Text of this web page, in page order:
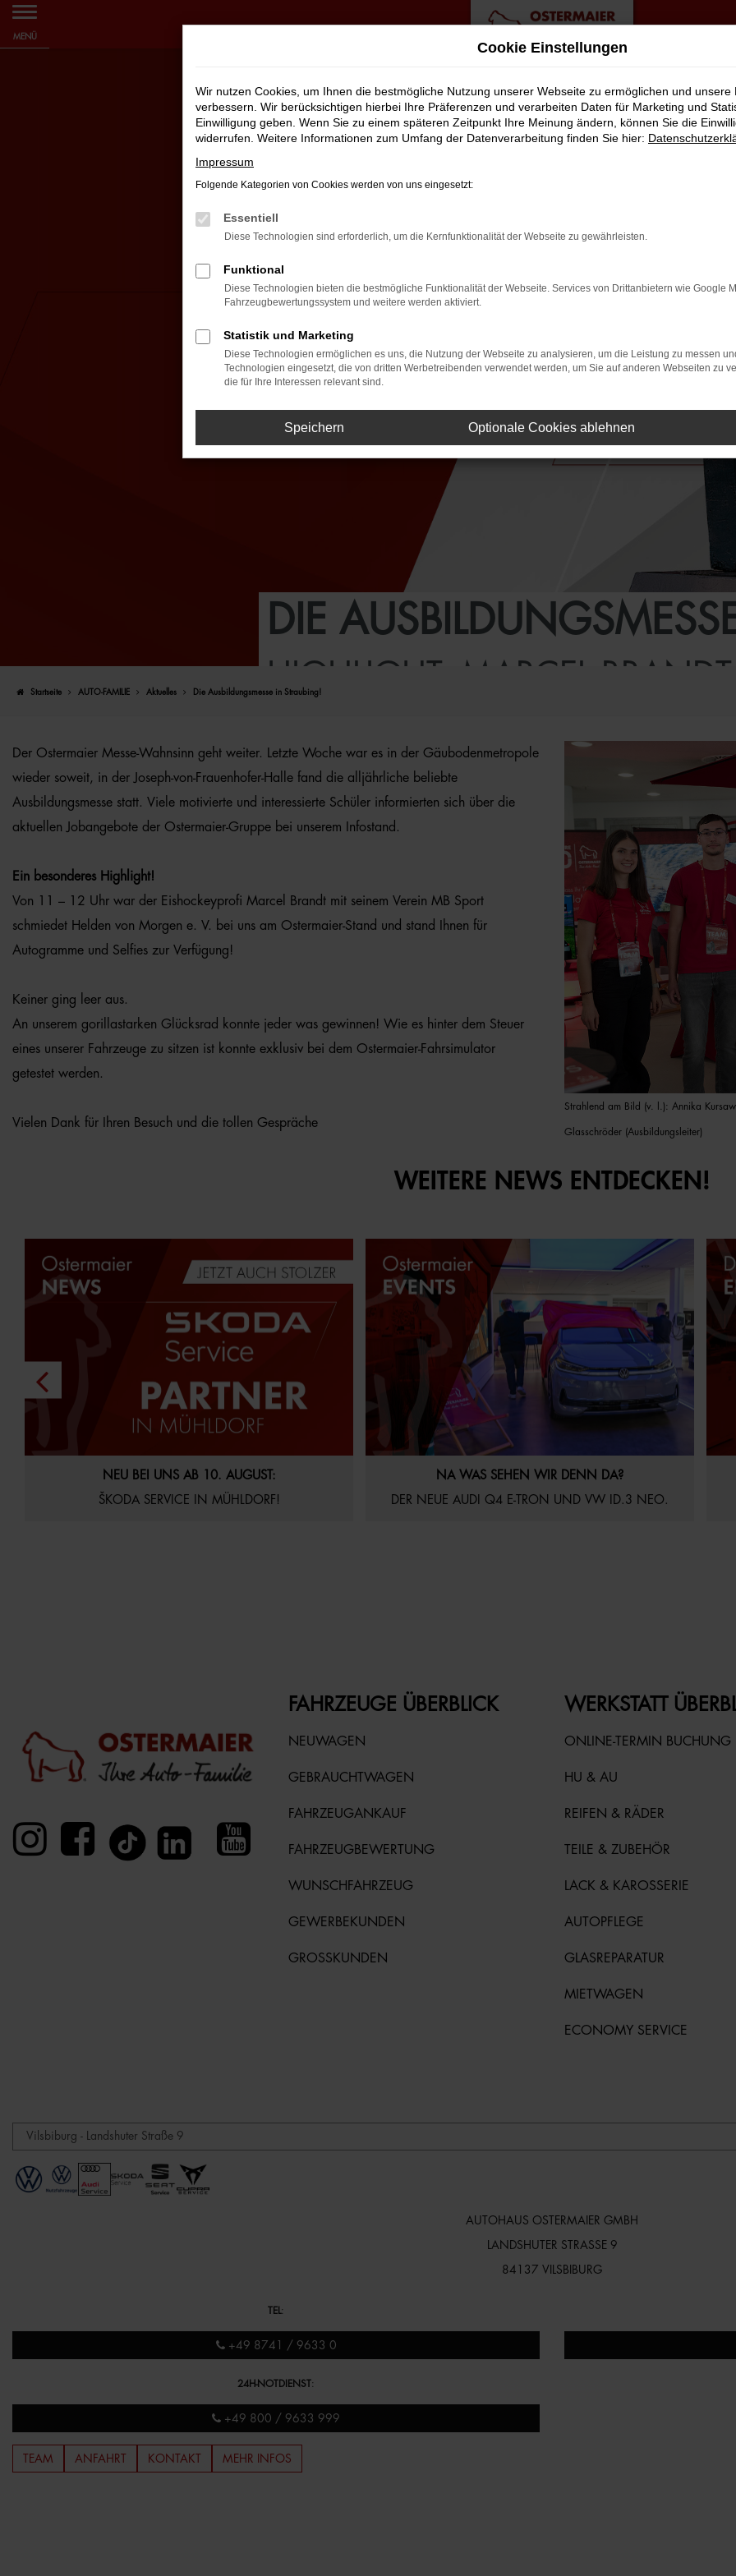
Hauptinhalt
MENÜ
DIE
HIGHLIGHT: MARCEL BRANDT
Startseite AUTO-FAMILIE Aktuelles Die Ausbildungsmesse in Straubing!
Der Ostermaier Messe-Wahnsinn geht weiter. Letzte Woche war es in der Gäubodenmetropole
wieder soweit, in der Joseph-von-Frauenhofer-Halle fand die alljährliche beliebte
Ausbildungsmesse statt. Viele motivierte und interessierte Schüler informierten sich über die
aktuellen Jobangebote der Ostermaier-Gruppe bei unserem Infostand.
Ein besonderes Highlight!
Von 11 – 12 Uhr war der Eishockeyprofi Marcel Brandt mit seinem Verein MB Sport
schmiedet Helden von Morgen e. V. bei uns am Ostermaier-Stand und stand Ihnen für
Autogramme und Selfies zur Verfügung!
Keiner ging leer aus.
An unserem gorillastarken Glücksrad konnte jeder was gewinnen! Wie es hinter dem Steuer
eines unserer Fahrzeuge zu sitzen ist konnte exklusiv bei dem Ostermaier-Fahrsimulator
getestet werden.
Vielen Dank für Ihren Besuch und die tollen Gespräche
Strahlend am Bild (v. l.): Annika
Glasschröder (Ausbildungsleiter)
WEITERE NEWS ENTDECKEN!
Aktuelles Startseite
NEU BEI UNS AB 10. AUGUST:
ŠKODA SERVICE IN MÜHLDORF!
Aktuelles Startseite
NA WAS SEHEN WIR DENN DA?
DER NEUE AUDI Q4 E-TRON UND VW ID.3 NEO.
FAHRZEUGE ÜBERBLICK
NEUWAGEN
GEBRAUCHTWAGEN
FAHRZEUGANKAUF
FAHRZEUGBEWERTUNG
WUNSCHFAHRZEUG
GEWERBEKUNDEN
GROSSKUNDEN
WERKSTATT
ONLINE-TERMIN BUCHUNG
HU & AU
REIFEN & RÄDER
TEILE & ZUBEHÖR
LACK & KAROSSERIE
AUTOPFLEGE
GLASREPARATUR
MIETWAGEN
ECONOMY SERVICE
AUTOHAUS OSTERMAIER GMBH
LANDSHUTER STRASSE 9
84137 VILSBIBURG
TEL :
+49 8741 / 9633 0
24H-NOTDIENST:
+49 800 / 9633 999
TEAM ANFAHRT KONTAKT MEHR INFOS
Cookie Einstellungen
Wir nutzen Cookies, um Ihnen die bestmögliche Nutzung unserer Webseite zu ermöglichen und unsere
verbessern. Wir berücksichtigen hierbei Ihre Präferenzen und verarbeiten Daten für Marketing und
Einwilligung geben. Wenn Sie zu einem späteren Zeitpunkt Ihre Meinung ändern, können Sie die
widerrufen. Weitere Informationen zum Umfang der Datenverarbeitung finden Sie hier:
Impressum
Folgende Kategorien von Cookies werden von uns eingesetzt:
Essentiell
Diese Technologien sind erforderlich, um die Kernfunktionalität der Webseite zu gewährleisten.
Funktional
Diese Technologien bieten die bestmögliche Funktionalität der Webseite. Services von Drittanbietern wie Google
Fahrzeugbewertungssystem und weitere werden aktiviert.
Statistik und Marketing
Diese Technologien ermöglichen es uns, die Nutzung der Webseite zu analysieren, um die Leistung zu messen
Technologien eingesetzt, die von dritten Werbetreibenden verwendet werden, um Sie auf anderen Webseiten zu
die für Ihre Interessen relevant sind.
Speichern Optionale Cookies ablehnen